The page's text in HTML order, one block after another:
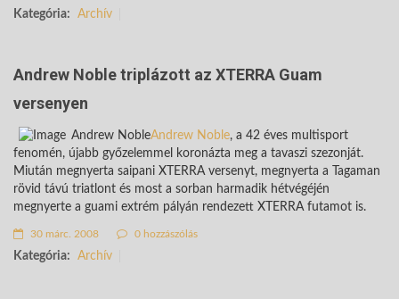
Kategória: Archív
Andrew Noble triplázott az XTERRA Guam
versenyen
Andrew NobleAndrew Noble, a 42 éves multisport
fenomén, újabb győzelemmel koronázta meg a tavaszi szezonját.
Miután megnyerta saipani XTERRA versenyt, megnyerta a Tagaman
rövid távú triatlont és most a sorban harmadik hétvégéjén
megnyerte a guami extrém pályán rendezett XTERRA futamot is.
30 márc. 2008 0 hozzászólás
Kategória: Archív